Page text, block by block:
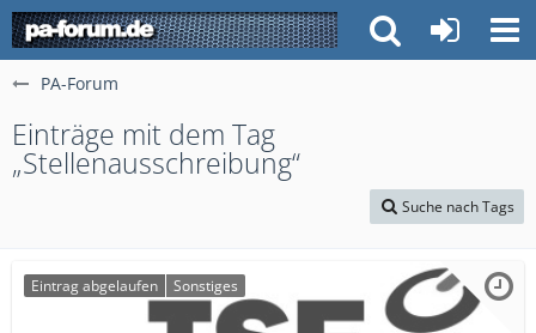
PA-Forum
Einträge mit dem Tag
„Stellenausschreibung“
Suche nach Tags
Eintrag abgelaufen Sonstiges